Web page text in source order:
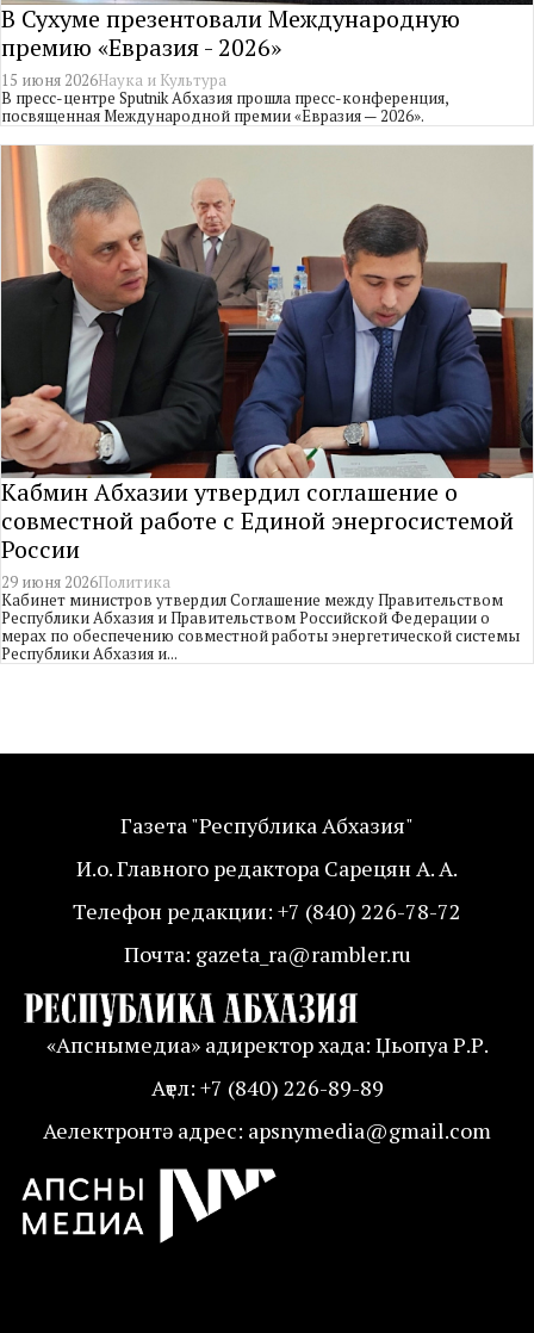
В Сухуме презентовали Международную
премию «Евразия - 2026»
15 июня 2026Наука и Культура
В пресс-центре Sputnik Абхазия прошла пресс-конференция,
посвященная Международной премии «Евразия — 2026».
Кабмин Абхазии утвердил соглашение о
совместной работе с Единой энергосистемой
России
29 июня 2026Политика
Кабинет министров утвердил Соглашение между Правительством
Республики Абхазия и Правительством Российской Федерации о
мерах по обеспечению совместной работы энергетической системы
Республики Абхазия и...
Газета "Республика Абхазия"
И.о. Главного редактора Сарецян А. А.
Телефон редакции: +7 (840) 226-78-72
Почта: gazeta_ra@rambler.ru
«Апснымедиа» адиректор хада: Џьопуа Р.Р.
Аҭел: +7 (840) 226-89-89
Аелектронтә адрес: apsnymedia@gmail.com